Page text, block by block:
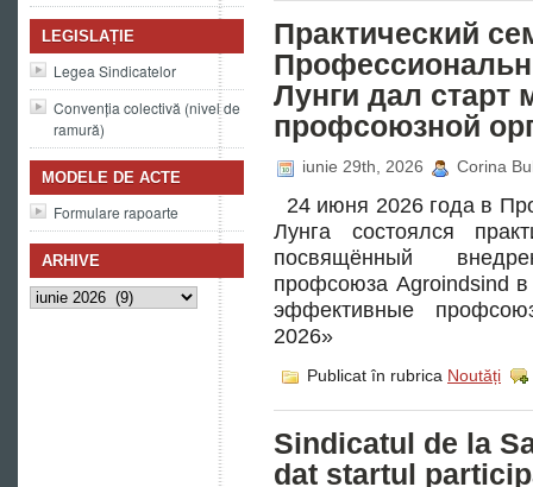
LEGISLAȚIE
Legea Sindicatelor
Convenția colectivă (nivel de
ramură)
MODELE DE ACTE
Formulare rapoarte
ARHIVE
Arhive
Практический
Лунги дал старт
профсоюзной
iunie 29th, 2026 Corina
24 июня 2026 года в
Лунга состоялся
посвящённый
профсоюза Agroindsind
эффективные
2026»
Publicat în rubrica Noutăți
Sindicatul de la
dat startul